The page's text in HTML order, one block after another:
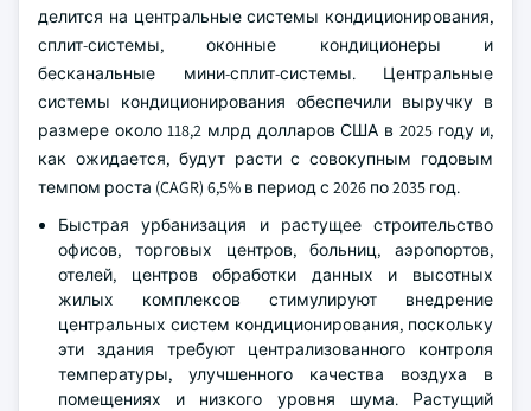
делится на центральные системы кондиционирования,
сплит-системы, оконные кондиционеры и
бесканальные мини-сплит-системы. Центральные
системы кондиционирования обеспечили выручку в
размере около 118,2 млрд долларов США в 2025 году и,
как ожидается, будут расти с совокупным годовым
темпом роста (CAGR) 6,5% в период с 2026 по 2035 год.
Быстрая урбанизация и растущее строительство
офисов, торговых центров, больниц, аэропортов,
отелей, центров обработки данных и высотных
жилых комплексов стимулируют внедрение
центральных систем кондиционирования, поскольку
эти здания требуют централизованного контроля
температуры, улучшенного качества воздуха в
помещениях и низкого уровня шума. Растущий